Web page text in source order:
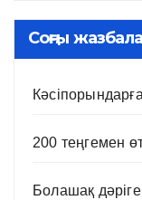
Соңғы
200 теңгемен
Болашақ